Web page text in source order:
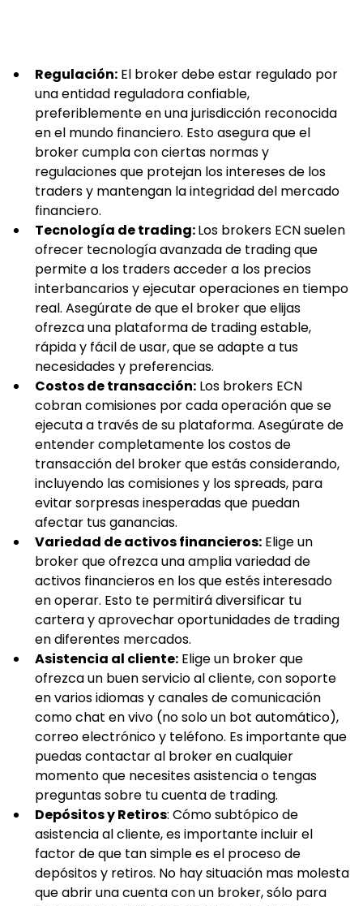
Regulación: El broker debe estar regulado por
una entidad reguladora confiable,
preferiblemente en una jurisdicción reconocida
en el mundo financiero. Esto asegura que el
broker cumpla con ciertas normas y
regulaciones que protejan los intereses de los
traders y mantengan la integridad del mercado
financiero.
Tecnología de trading: Los brokers ECN suelen
ofrecer tecnología avanzada de trading que
permite a los traders acceder a los precios
interbancarios y ejecutar operaciones en tiempo
real. Asegúrate de que el broker que elijas
ofrezca una plataforma de trading estable,
rápida y fácil de usar, que se adapte a tus
necesidades y preferencias.
Costos de transacción: Los brokers ECN
cobran comisiones por cada operación que se
ejecuta a través de su plataforma. Asegúrate de
entender completamente los costos de
transacción del broker que estás considerando,
incluyendo las comisiones y los spreads, para
evitar sorpresas inesperadas que puedan
afectar tus ganancias.
Variedad de activos financieros: Elige un
broker que ofrezca una amplia variedad de
activos financieros en los que estés interesado
en operar. Esto te permitirá diversificar tu
cartera y aprovechar oportunidades de trading
en diferentes mercados.
Asistencia al cliente: Elige un broker que
ofrezca un buen servicio al cliente, con soporte
en varios idiomas y canales de comunicación
como chat en vivo (no solo un bot automático),
correo electrónico y teléfono. Es importante que
puedas contactar al broker en cualquier
momento que necesites asistencia o tengas
preguntas sobre tu cuenta de trading.
Depósitos y Retiros: Cómo subtópico de
asistencia al cliente, es importante incluir el
factor de que tan simple es el proceso de
depósitos y retiros. No hay situación mas molesta
que abrir una cuenta con un broker, sólo para